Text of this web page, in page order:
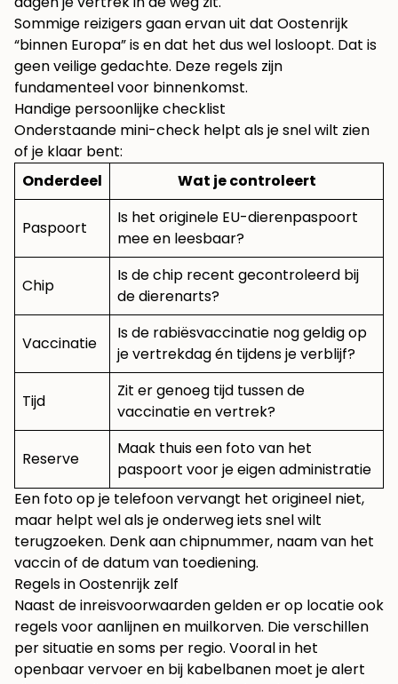
Sommige reizigers gaan ervan uit dat Oostenrijk
“binnen Europa” is en dat het dus wel losloopt. Dat is
geen veilige gedachte. Deze regels zijn
fundamenteel voor binnenkomst.
Handige persoonlijke checklist
Onderstaande mini-check helpt als je snel wilt zien
of je klaar bent:
Onderdeel
Wat je controleert
Paspoort
Is het originele EU-dierenpaspoort
mee en leesbaar?
Chip
Is de chip recent gecontroleerd bij
de dierenarts?
Vaccinatie
Is de rabiësvaccinatie nog geldig op
je vertrekdag én tijdens je verblijf?
Tijd
Zit er genoeg tijd tussen de
vaccinatie en vertrek?
Reserve
Maak thuis een foto van het
paspoort voor je eigen administratie
Een foto op je telefoon vervangt het origineel niet,
maar helpt wel als je onderweg iets snel wilt
terugzoeken. Denk aan chipnummer, naam van het
vaccin of de datum van toediening.
Regels in Oostenrijk zelf
Naast de inreisvoorwaarden gelden er op locatie ook
regels voor aanlijnen en muilkorven. Die verschillen
per situatie en soms per regio. Vooral in het
openbaar vervoer en bij kabelbanen moet je alert